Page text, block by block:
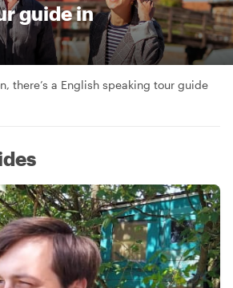
guide in
there’s a English speaking tour guide